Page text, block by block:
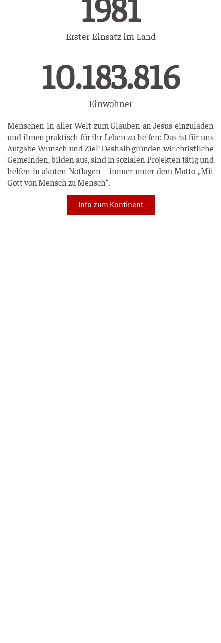
Erster Einsatz im Land
Einwohner
15.203.605
Menschen in aller Welt zum Glauben an Jesus einzuladen
und ihnen praktisch für ihr Leben zu helfen: Das ist für uns
Aufgabe, Wunsch und Ziel! Deshalb gründen wir christliche
Gemeinden, bilden aus, sind in sozialen Projekten tätig und
helfen in akuten Notlagen – immer unter dem Motto „Mit
Gott von Mensch zu Mensch“.
Info zum Kontinent